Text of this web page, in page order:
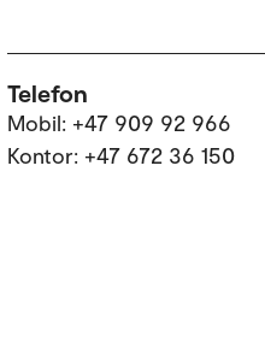
Telefon
Mobil: +47 909 92 966
Kontor: +47 672 36 150